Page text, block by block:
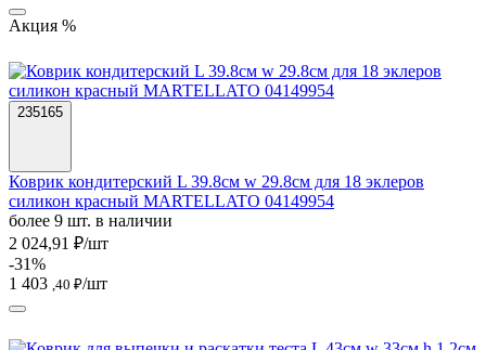
Акция %
235165
Коврик кондитерский L 39.8см w 29.8см для 18 эклеров
силикон красный MARTELLATO 04149954
более 9 шт. в наличии
2 024,91 ₽/шт
-31%
1 403 ,40 ₽/шт